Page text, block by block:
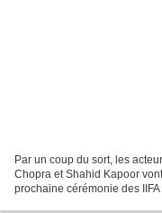
Par un coup du sort, les
Chopra et Shahid Kapoor
prochaine cérémonie des